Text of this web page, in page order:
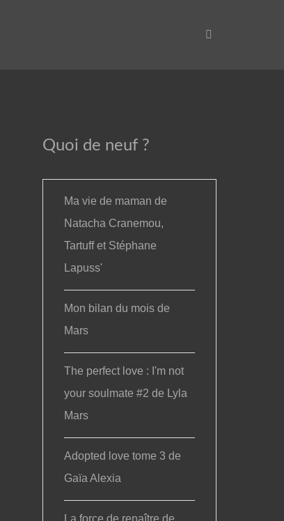
Quoi de neuf ?
Ma vie de maman de
Natacha Cranemou,
Tartuff et Stéphane
Lapuss'
Mon bilan du mois de
Mars
The perfect love : I'm not
your soulmate #2 de Lyla
Mars
Adopted love tome 3 de
Gaïa Alexia
La force de renaître de